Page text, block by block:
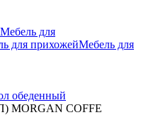
Мебель для
для прихожейМебель для
обеденный
MORGAN COFFE